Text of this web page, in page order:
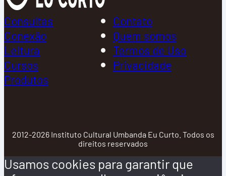
Consultas
Conexão
Leitura
Cursos
Produtos
Contato
Quem somos
Termos de Uso
Privacidade
2012-2026 Instituto Cultural Umbanda Eu Curto. Todos os
direitos reservados
Usamos cookies para garantir que